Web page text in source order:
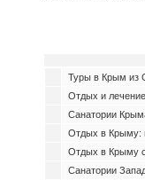
Туры в Крым из
Отдых и
Санатории
Отдых в Крыму:
Отдых в Крыму
Санатории